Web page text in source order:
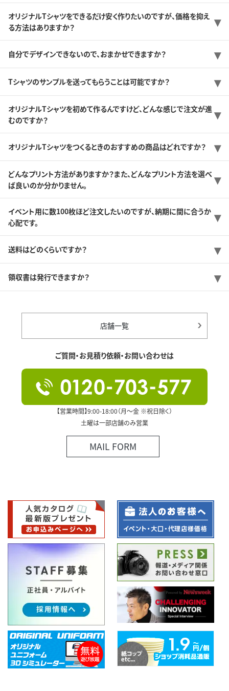
オリジナルTシャツをできるだけ安く作りたいのですが、価格を抑え
る方法はありますか？
自分でデザインできないので、おまかせできますか？
Tシャツのサンプルを送ってもらうことは可能ですか？
オリジナルTシャツを初めて作るんですけど、どんな感じで注文が進
むのですか？
オリジナルTシャツをつくるときのおすすめの商品はどれですか？
どんなプリント方法がありますか？また、どんなプリント方法を選べ
ば良いのか分かりません。
イベント用に数100枚ほど注文したいのですが、納期に間に合うか
心配です。
送料はどのくらいですか？
領収書は発行できますか？
店舗一覧
ご質問・お見積り依頼・お問い合わせは
【営業時間】9:00-18:00（月～金 ※祝日除く）
土曜は一部店舗のみ営業
MAIL FORM